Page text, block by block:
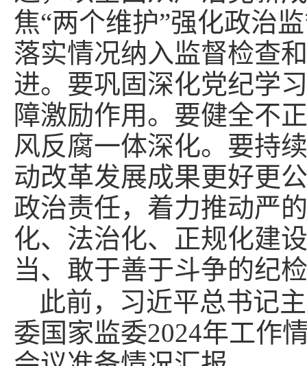
焦“两个维护”强化政治
落实情况纳入监督检查
进。要巩固深化党纪学
障激励作用。要健全不
风反腐一体深化。要持
动改革发展成果更好更
政治责任，着力推动严
化、法治化、正规化建
当、敢于善于斗争的纪
此前，习近平总书记
委国家监委2024年工作